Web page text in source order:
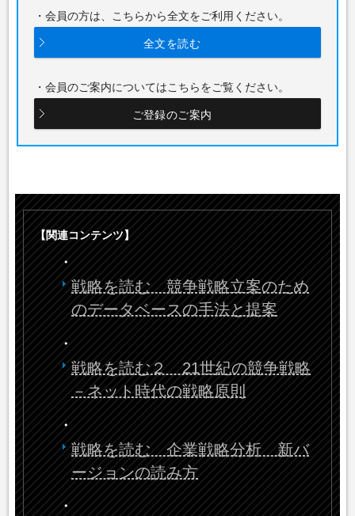
・会員の方は、こちらから全文をご利用ください。
全文を読む
・会員のご案内についてはこちらをご覧ください。
ご登録のご案内
【関連コンテンツ】
・
戦略を読む 競争戦略立案のため
のデータベースの手法と提案
・
戦略を読む２ 21世紀の競争戦略
－ネット時代の戦略原則
・
戦略を読む 企業戦略分析 新バ
ージョンの読み方
・